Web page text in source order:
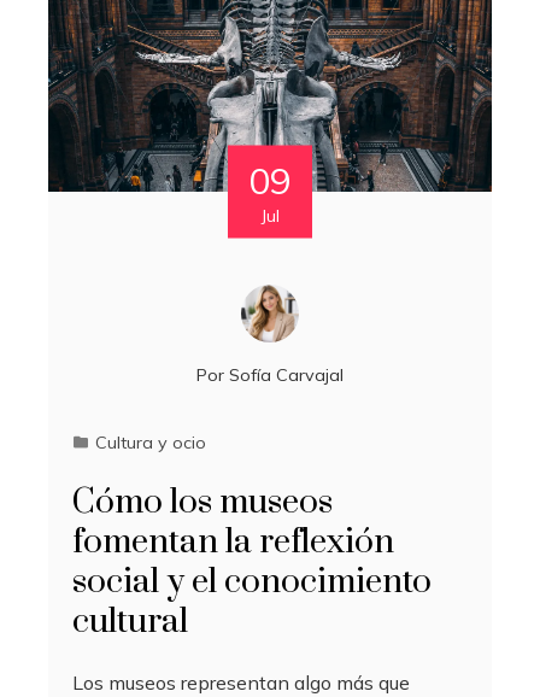
09
Jul
Por Sofía Carvajal
Cultura y ocio
Cómo los museos
fomentan la reflexión
social y el conocimiento
cultural
Los museos representan algo más que